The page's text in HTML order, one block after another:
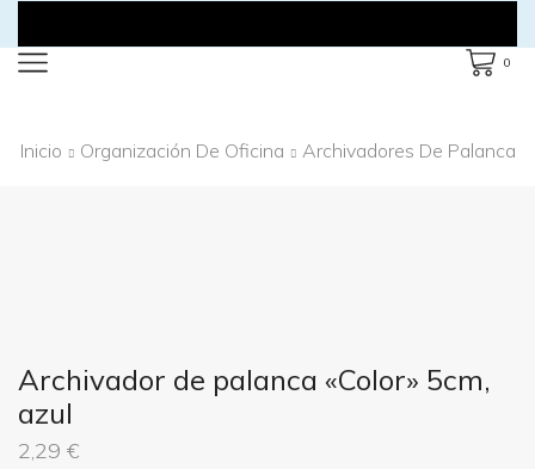
0
Inicio Organización De Oficina Archivadores De Palanca
Archivador de palanca «Color» 5cm,
azul
2,29 €